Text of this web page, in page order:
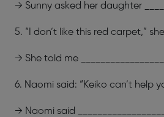
→ Sunny asked her daughter
5. “I don’t like this red carpet,”
→ She told me
6. Naomi said: “Keiko can’t help
→ Naomi said